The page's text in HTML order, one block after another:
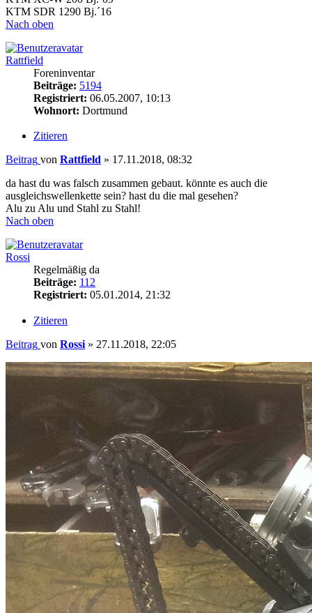
KTM SDR 1290 Bj.´16
Nach oben
Rattfield
Foreninventar
Beiträge: 5194
Registriert: 06.05.2007, 10:13
Wohnort: Dortmund
Zitieren
Beitrag von Rattfield » 17.11.2018, 08:32
da hast du was falsch zusammen gebaut. könnte es auch die
ausgleichswellenkette sein? hast du die mal gesehen?
Alu zu Alu und Stahl zu Stahl!
Nach oben
Rossi
Regelmäßig da
Beiträge: 112
Registriert: 05.01.2014, 21:32
Zitieren
Beitrag von Rossi » 27.11.2018, 22:05